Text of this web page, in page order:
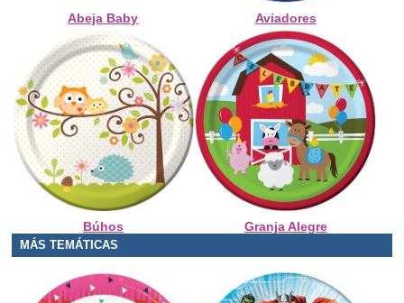
Abeja Baby Aviadores
Búhos Granja Alegre
MÁS TEMÁTICAS